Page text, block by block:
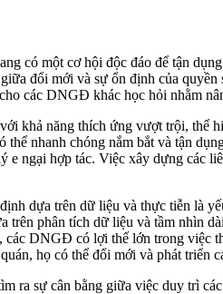
có một cơ hội độc đáo để tận
đổi mới và sự ổn định của
các DNGĐ khác học hỏi nhằm
khả năng thích ứng vượt trội, thể
nhanh chóng nắm bắt và tận
e ngại hợp tác. Việc xây dựng các
dựa trên dữ liệu và thực tiễn
trên phân tích dữ liệu và tầm nhìn
DNGĐ có lợi thế lớn trong việc
họ có thể đổi mới và phát
ra sự cân bằng giữa việc duy trì